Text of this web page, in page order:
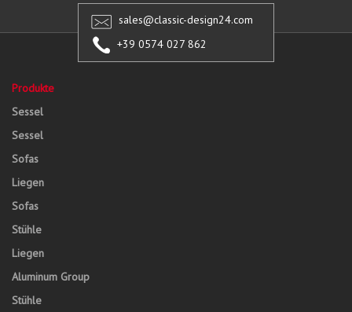
sales@classic-design24.com
+39 0574 027 862
Produkte
Sessel
Sessel
Sofas
Liegen
Sofas
Stühle
Liegen
Aluminum Group
Stühle